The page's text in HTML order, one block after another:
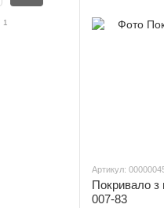
Артикул:
Покривало з
007-83
1